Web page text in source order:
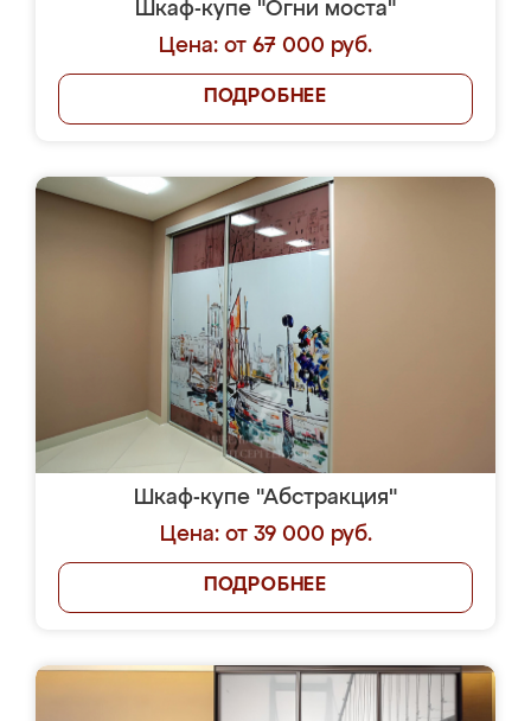
Шкаф-купе "Огни моста"
Цена: от 67 000 руб.
ПОДРОБНЕЕ
Шкаф-купе "Абстракция"
Цена: от 39 000 руб.
ПОДРОБНЕЕ